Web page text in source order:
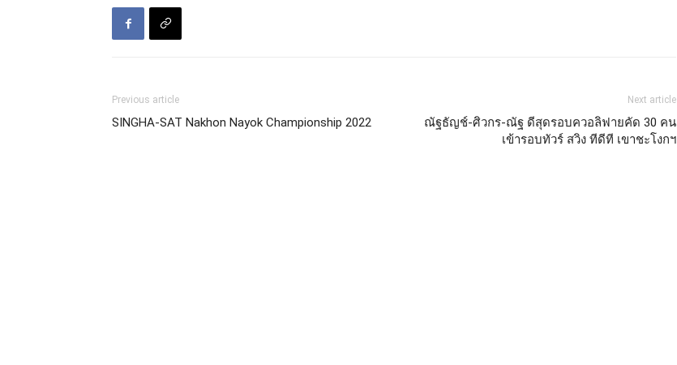
Previous article
SINGHA-SAT Nakhon Nayok Championship 2022
Next article
ณัฐธัญช์-ศิวกร-ณัฐ ดีสุดรอบควอลิฟายคัด 30 คน
เข้ารอบทัวร์ สวิง ทีดีที เขาชะโงกฯ